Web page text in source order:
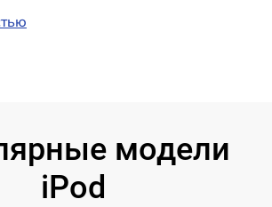
модели
iPod